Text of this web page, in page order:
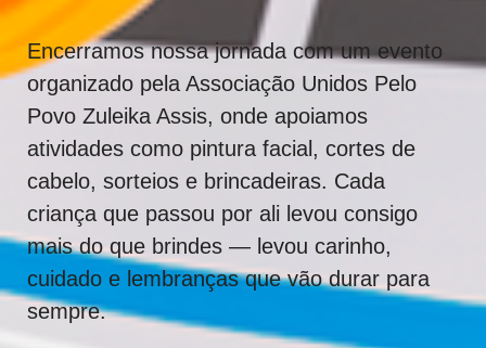
Encerramos nossa jornada com um evento
organizado pela Associação Unidos Pelo
Povo Zuleika Assis, onde apoiamos
atividades como pintura facial, cortes de
cabelo, sorteios e brincadeiras. Cada
criança que passou por ali levou consigo
mais do que brindes — levou carinho,
cuidado e lembranças que vão durar para
sempre.